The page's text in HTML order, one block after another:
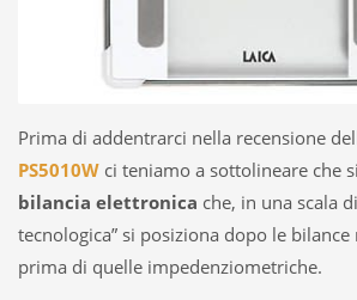
Prima di addentrarci nella recensione
PS5010W ci teniamo a sottolineare che
bilancia elettronica che, in una scala
tecnologica” si posiziona dopo le bilance
prima di quelle impedenziometriche.